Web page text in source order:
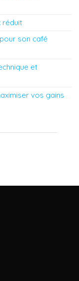
réduit
son café
et
vos gains